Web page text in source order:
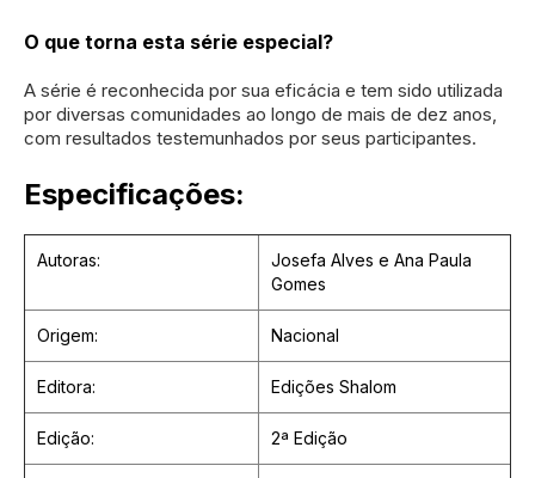
O que torna esta série especial?
A série é reconhecida por sua eficácia e tem sido utilizada
por diversas comunidades ao longo de mais de dez anos,
com resultados testemunhados por seus participantes.
Especificações:
Autoras:
Josefa Alves e Ana Paula
Gomes
Origem: Nacional
Editora: Edições Shalom
Edição: 2ª Edição